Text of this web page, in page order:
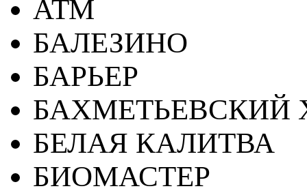
АТМ
БАЛЕЗИНО
БАРЬЕР
БАХМЕТЬЕВСКИЙ
БЕЛАЯ КАЛИТВА
БИОМАСТЕР